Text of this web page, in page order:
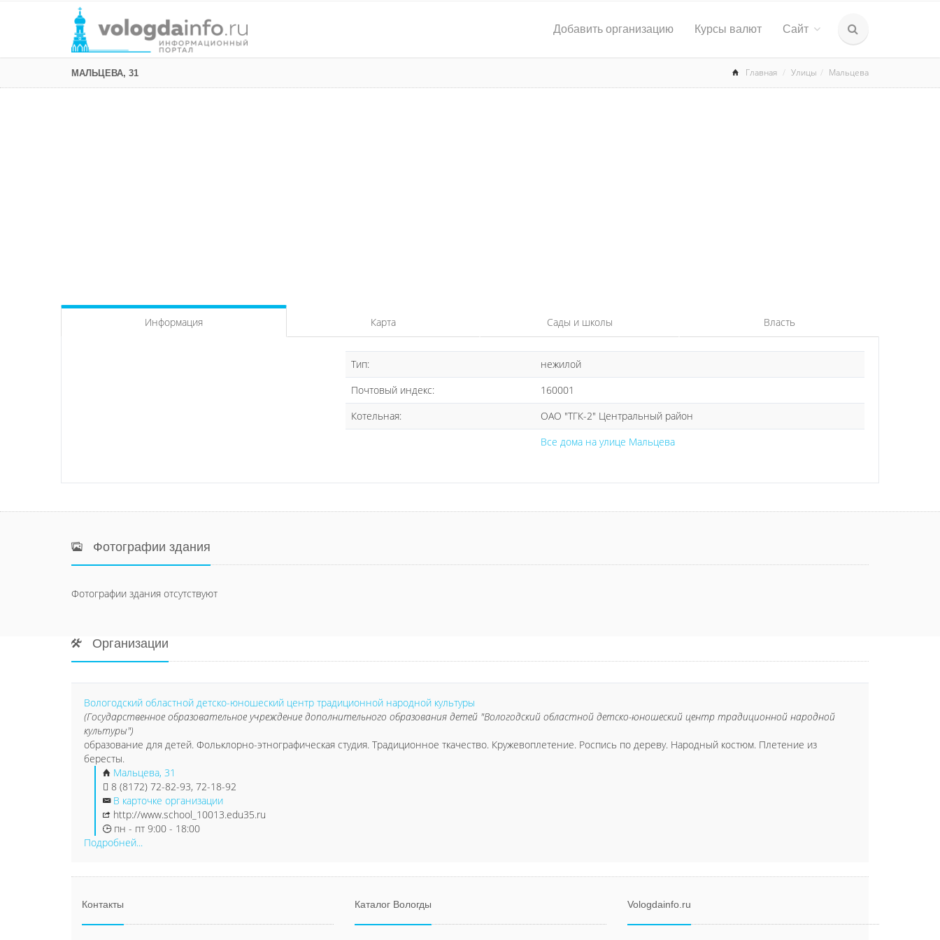
Добавить организацию Курсы валют Сайт
МАЛЬЦЕВА, 31 Главная Улицы Мальцева
Информация Карта Сады и школы Власть
Тип:
нежилой
Почтовый индекс:
160001
Котельная:
ОАО "ТГК-2" Центральный район
Все дома на улице Мальцева
Фотографии здания
Фотографии здания отсутствуют
Организации
Вологодский областной детско-юношеский центр традиционной народной культуры
(Государственное образовательное учреждение дополнительного образования детей "Вологодский областной детско-юношеский центр традиционной народной
культуры")
образование для детей. Фольклорно-этнографическая студия. Традиционное ткачество. Кружевоплетение. Роспись по дереву. Народный костюм. Плетение из
бересты.
Мальцева, 31
8 (8172) 72-82-93, 72-18-92
В карточке организации
http://www.school_10013.edu35.ru
пн - пт 9:00 - 18:00
Подробней...
Контакты Каталог Вологды Vologdainfo.ru